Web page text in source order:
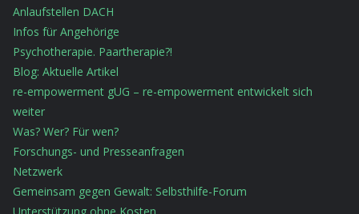
Anlaufstellen DACH
Infos für Angehörige
Psychotherapie. Paartherapie?!
Blog: Aktuelle Artikel
re-empowerment gUG – re-empowerment entwickelt sich
weiter
Was? Wer? Für wen?
Forschungs- und Presseanfragen
Netzwerk
Gemeinsam gegen Gewalt: Selbsthilfe-Forum
Unterstützung ohne Kosten